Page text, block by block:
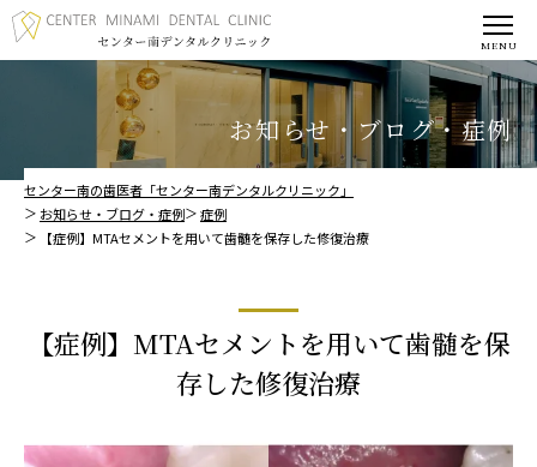
お知らせ・ブログ・症例
センター南の歯医者「センター南デンタルクリニック」
お知らせ・ブログ・症例
症例
【症例】MTAセメントを用いて歯髄を保存した修復治療
【症例】MTAセメントを用いて歯髄を保
存した修復治療